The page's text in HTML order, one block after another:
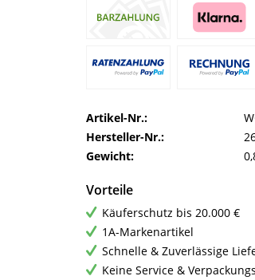
Artikel-Nr.:
Hersteller-Nr.:
Gewicht:
Vorteile
Käuferschutz bis 20.000 €
1A-Markenartikel
Schnelle & Zuverlässige
Keine Service &